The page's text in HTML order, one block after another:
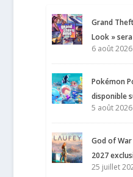
Grand
Look »
6 août 2026
Pokémon
disponible
5 août 2026
God of
2027
25 juillet